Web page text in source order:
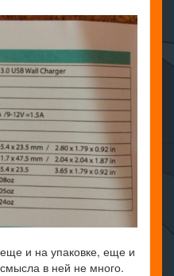
и на упаковке, еще и
в ней не много.